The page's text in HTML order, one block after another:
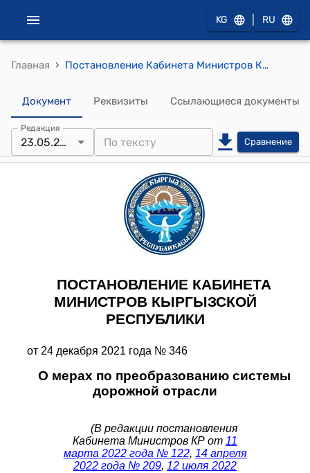
KG RU
Главная › Постановление Кабинета Министров КР от 24 декабря 2021 года № 346 "О мерах по преобразованию системы дорожной отрасли"
Документ Реквизиты Ссылающиеся документы
Редакция
23.05.2026 Сравнение